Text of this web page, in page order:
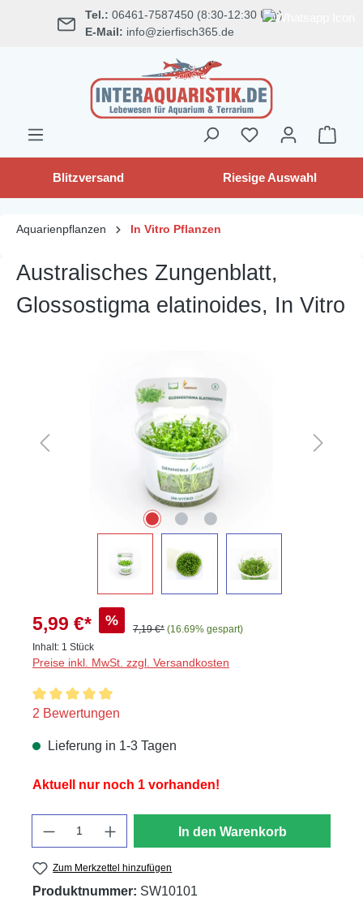
springen Tel.: 06461-7587450 (8:30-12:30 Uhr)
E-Mail: info@zierfisch365.de
Blitzversand Riesige Auswahl
Aquarienpflanzen In Vitro Pflanzen
Australisches Zungenblatt,
Glossostigma elatinoides, In Vitro
5,99 €* %
7,19 €* (16.69% gespart)
Inhalt: 1 Stück
Preise inkl. MwSt. zzgl. Versandkosten
Durchschnittliche Bewertung von 5 von 5 Sternen
2 Bewertungen
Lieferung in 1-3 Tagen
Aktuell nur noch 1 vorhanden!
In den Warenkorb
Zum Merkzettel hinzufügen
Produktnummer: SW10101